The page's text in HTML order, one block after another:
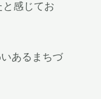
感じてお
あるまちづ